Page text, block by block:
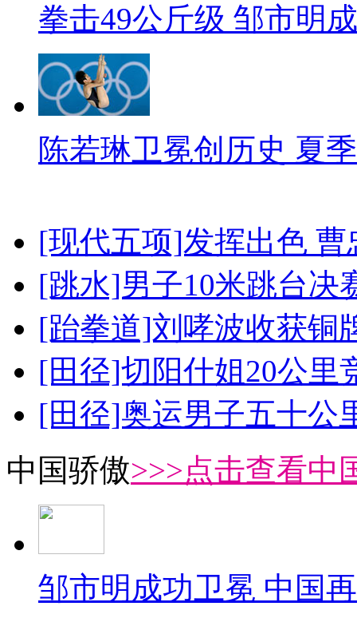
拳击49公斤级 邹市明
陈若琳卫冕创历史 夏
[现代五项]发挥出色
[跳水]男子10米跳台决
[跆拳道]刘哮波收获铜
[田径]切阳什姐20公里
[田径]奥运男子五十公
中国骄傲>>>点击查看中
邹市明成功卫冕 中国